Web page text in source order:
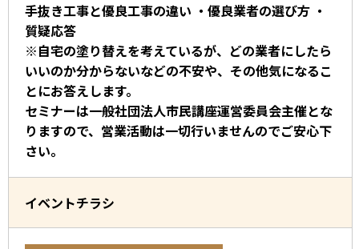
手抜き工事と優良工事の違い ・優良業者の選び方 ・
質疑応答
※自宅の塗り替えを考えているが、どの業者にしたら
いいのか分からないなどの不安や、その他気になるこ
とにお答えします。
セミナーは一般社団法人市民講座運営委員会主催とな
りますので、営業活動は一切行いませんのでご安心下
さい。
イベントチラシ